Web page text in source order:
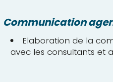
Communication
Elaboration de la
avec les consultants et